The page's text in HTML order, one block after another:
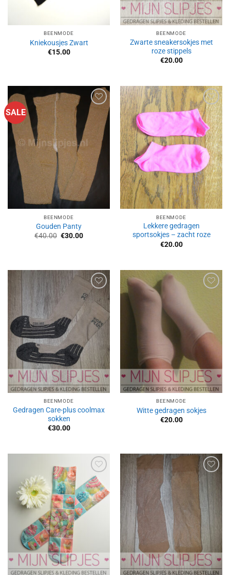
BEENMODE
Kniekousjes Zwart
€15.00
BEENMODE
Zwarte sneakersokjes met
roze stippels
€20.00
SALE
Aan
verlanglijst
toevoegen
BEENMODE
Gouden Panty
€40.00 Oorspronkelijke
€30.00Huidige
Aan
verlanglijst
toevoegen
BEENMODE
Lekkere gedragen
sportsokjes – zacht roze
€20.00
Aan
verlanglijst
toevoegen
BEENMODE
Gedragen Care-plus coolmax
sokken
€30.00
verlanglijst
toevoegen
BEENMODE
Witte gedragen sokjes
€20.00
Aan
verlanglijst
toevoegen
Aan